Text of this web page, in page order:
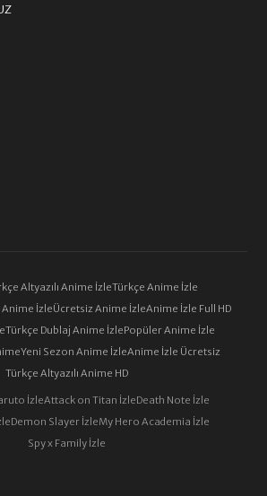
Altyazılı Anime İzleTürkçe Anime İzle
Anime İzleÜcretsiz Anime İzleAnime İzle Full HD
Türkçe Dublaj Anime İzlePopüler Anime İzle
Yeni Sezon Anime İzleAnime İzle Ücretsiz
Türkçe Altyazılı Anime HD
İzleAttack on Titan İzleDeath Note İzle
Demon Slayer İzleMy Hero Academia İzle
Spy x Family İzle